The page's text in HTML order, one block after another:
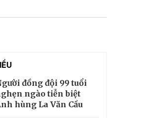
đồng đội 99 tuổi
ngào tiễn biệt
hùng La Văn Cầu